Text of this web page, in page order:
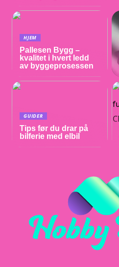
HJEM
Pallesen Bygg –
kvalitet i hvert ledd
av byggeprosessen
GUIDER
Tips før du drar på
bilferie med elbil